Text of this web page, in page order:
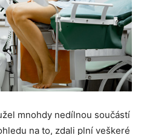
mnohdy nedílnou součástí
na to, zdali plní veškeré